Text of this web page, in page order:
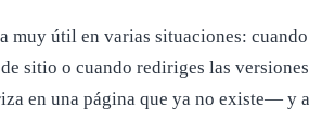
útil en varias situaciones:
sitio o cuando rediriges las
en una página que ya no existe— y